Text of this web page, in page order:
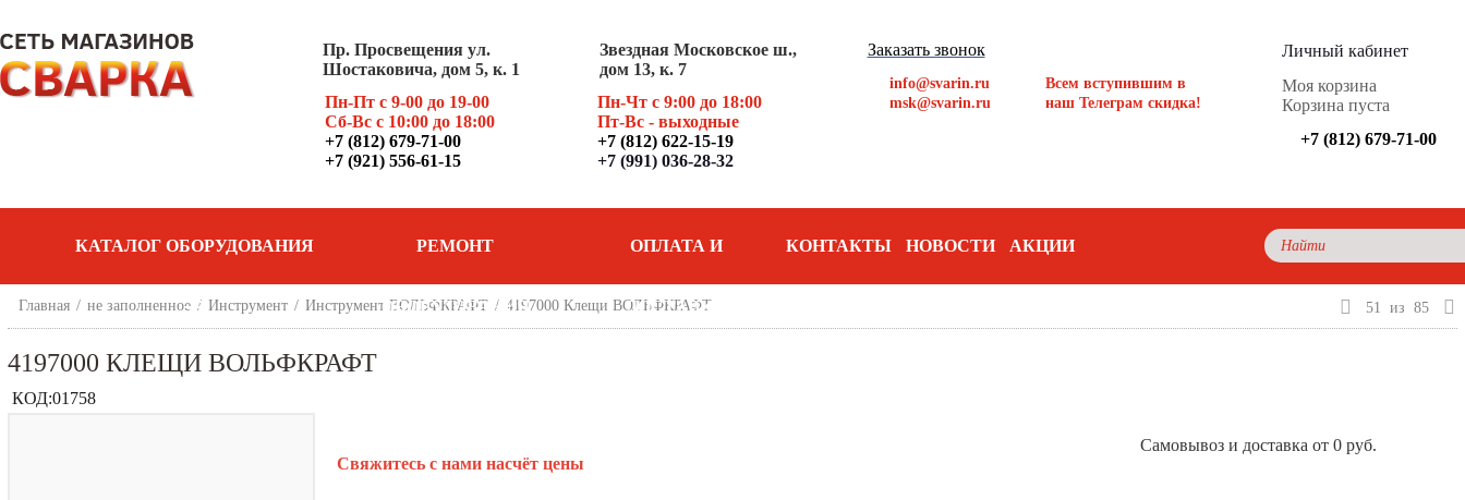
Пр. Просвещения ул.
Шостаковича, дом 5, к. 1
Пн-Пт с 9-00 до 19-00
Сб-Вс с 10:00 до 18:00
+7 (812) 679-71-00
+7 (921) 556-61-15
Звездная Московское ш.,
дом 13, к. 7
Пн-Чт с 9:00 до 18:00
Пт-Вс - выходные
+7 (812) 622-15-19
+7 (991) 036-28-32
Заказать звонок
info@svarin.ru
msk@svarin.ru
Всем вступившим в
наш Телеграм скидка!
Личный кабинет
Моя корзина
Корзина пуста
+7 (812) 679-71-00
КАТАЛОГ ОБОРУДОВАНИЯ РЕМОНТ
ОБОРУДОВАНИЯ
ОПЛАТА И
ДОСТАВКА
КОНТАКТЫ НОВОСТИ АКЦИИ
Главная / не заполненное / Инструмент / Инструмент ВОЛЬФКРАФТ / 4197000 Клещи ВОЛЬФКРАФТ 51 из 85
4197000 КЛЕЩИ ВОЛЬФКРАФТ
КОД:01758
Самовывоз и доставка от 0 руб.
Свяжитесь с нами насчёт цены